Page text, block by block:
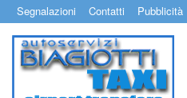
Segnalazioni Contatti Pubblicità